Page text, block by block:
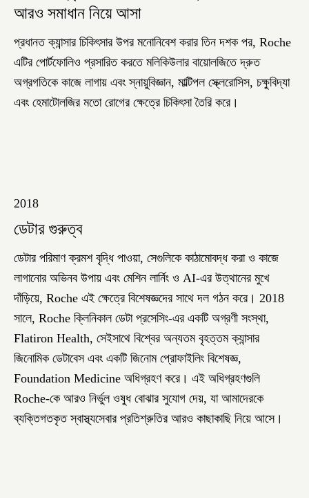
আরও সমাধান নিয়ে আসা
প্রধানত ক্যান্সার চিকিৎসার উপর মনোনিবেশ করার তিন দশক পর, Roche
এটির পোর্টফোলিও প্রসারিত করতে মলিকিউলার বায়োলজিতে দ্রুত
অগ্রগতিকে কাজে লাগায় এবং স্নায়ুবিজ্ঞান, মাল্টিপল স্ক্লেরোসিস, চক্ষুবিদ্যা
এবং হেমাটোলজির মতো রোগের ক্ষেত্রে চিকিৎসা তৈরি করে।
2018
ডেটার গুরুত্ব
ডেটার পরিমাণ ক্রমশ বৃদ্ধি পাওয়া, সেগুলিকে কাঠামোবদ্ধ করা ও কাজে
লাগানোর অভিনব উপায় এবং মেশিন লার্নিং ও AI-এর উত্থানের মুখে
দাঁড়িয়ে, Roche এই ক্ষেত্রে বিশেষজ্ঞদের সাথে দল গঠন করে। 2018
সালে, Roche ক্লিনিকাল ডেটা প্রসেসিং-এর একটি অগ্রণী সংস্থা,
Flatiron Health, সেইসাথে বিশ্বের অন্যতম বৃহত্তম ক্যান্সার
জিনোমিক ডেটাবেস এবং একটি জিনোম প্রোফাইলিং বিশেষজ্ঞ,
Foundation Medicine অধিগ্রহণ করে। এই অধিগ্রহণগুলি
Roche-কে আরও নির্ভুল ওষুধ বোঝার সুযোগ দেয়, যা আমাদেরকে
ব্যক্তিগতকৃত স্বাস্থ্যসেবার প্রতিশ্রুতির আরও কাছাকাছি নিয়ে আসে।